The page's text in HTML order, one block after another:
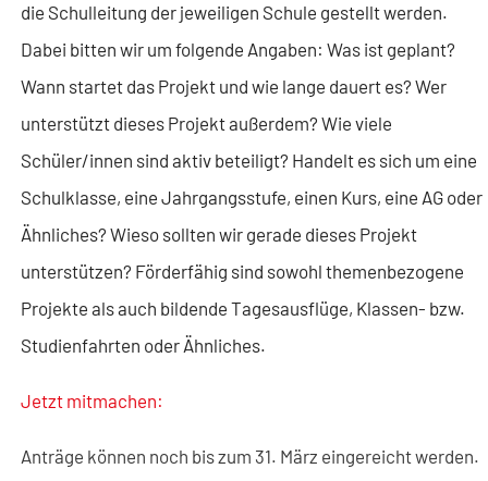
die Schulleitung der jeweiligen Schule gestellt werden.
Dabei bitten wir um folgende Angaben: Was ist geplant?
Wann startet das Projekt und wie lange dauert es? Wer
unterstützt dieses Projekt außerdem? Wie viele
Schüler/innen sind aktiv beteiligt? Handelt es sich um eine
Schulklasse, eine Jahrgangsstufe, einen Kurs, eine AG oder
Ähnliches? Wieso sollten wir gerade dieses Projekt
unterstützen? Förderfähig sind sowohl themenbezogene
Projekte als auch bildende Tagesausflüge, Klassen- bzw.
Studienfahrten oder Ähnliches.
Jetzt mitmachen:
Anträge können noch bis zum 31. März eingereicht werden.